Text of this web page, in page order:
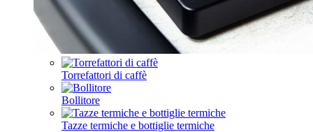
Torrefattori di caffè
Bollitore
Tazze termiche e bottiglie termiche